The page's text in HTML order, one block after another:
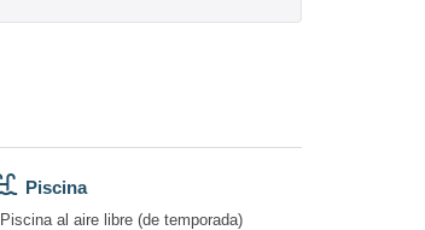
Piscina
Piscina al aire libre (de temporada)